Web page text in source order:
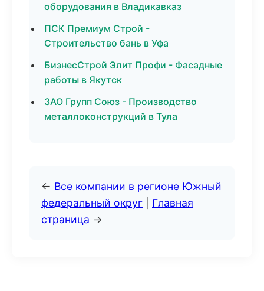
оборудования в Владикавказ
ПСК Премиум Строй -
Строительство бань в Уфа
БизнесСтрой Элит Профи - Фасадные
работы в Якутск
ЗАО Групп Союз - Производство
металлоконструкций в Тула
← Все компании в регионе Южный
федеральный округ
Главная
страница →